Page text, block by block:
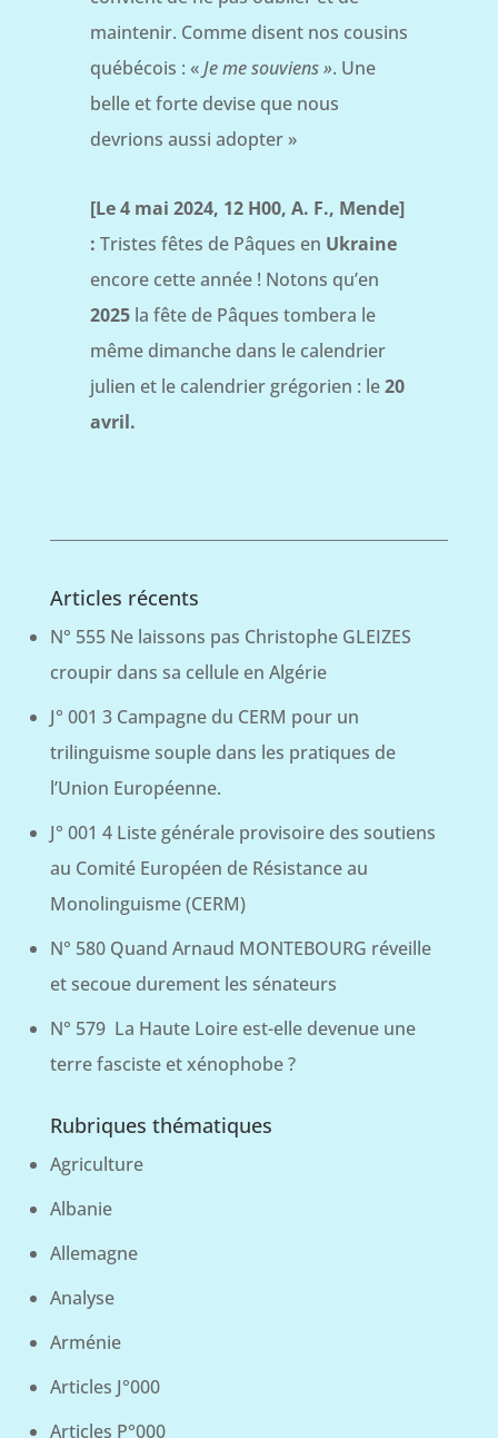
maintenir. Comme disent nos cousins
québécois : «Je me souviens ». Une
belle et forte devise que nous
devrions aussi adopter »
[Le 4 mai 2024, 12 H00, A. F., Mende]
: Tristes fêtes de Pâques en Ukraine
encore cette année ! Notons qu’en
2025la fête de Pâques tombera le
même dimanche dans le calendrier
julien et le calendrier grégorien : le20
avril.
Articles récents
N° 555 Ne laissons pas Christophe GLEIZES
croupir dans sa cellule en Algérie
J° 001 3 Campagne du CERM pour un
trilinguisme souple dans les pratiques de
l’Union Européenne.
J° 001 4 Liste générale provisoire des soutiens
au Comité Européen de Résistance au
Monolinguisme (CERM)
N° 580 Quand Arnaud MONTEBOURG réveille
et secoue durement les sénateurs
N° 579 La Haute Loire est-elle devenue une
terre fasciste et xénophobe ?
Rubriques thématiques
Agriculture
Albanie
Allemagne
Analyse
Arménie
Articles J°000
Articles P°000